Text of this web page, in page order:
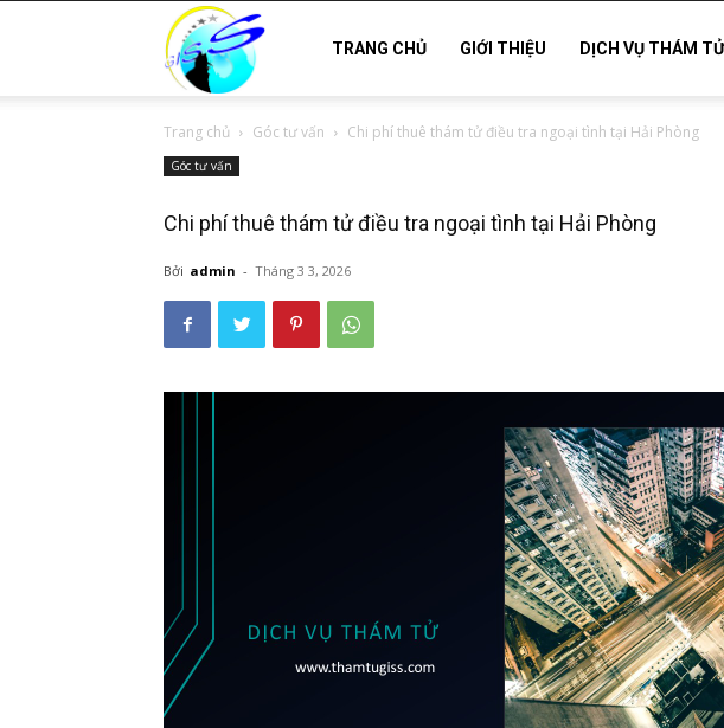
tử
Hải
Phòng,
TRANG CHỦ GIỚI THIỆU DỊCH VỤ THÁM
Trang chủ Góc tư vấn Chi phí thuê thám tử điều tra ngoại tình tại Hải Phòng
Góc tư vấn
Chi phí thuê thám tử điều tra ngoại tình tại Hải Phòng
Bởi admin - Tháng 3 3, 2026